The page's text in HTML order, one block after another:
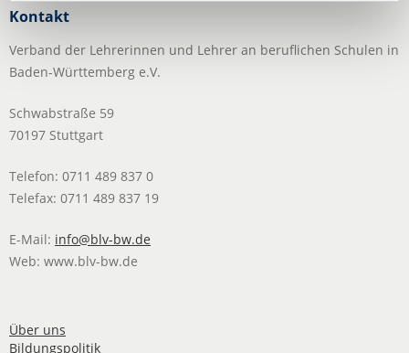
Kontakt
Verband der Lehrerinnen und Lehrer an beruflichen Schulen in
Baden-Württemberg e.V.
Schwabstraße 59
70197 Stuttgart
Telefon: 0711 489 837 0
Telefax: 0711 489 837 19
E-Mail: info@blv-bw.de
Web: www.blv-bw.de
Über uns
Bildungspolitik